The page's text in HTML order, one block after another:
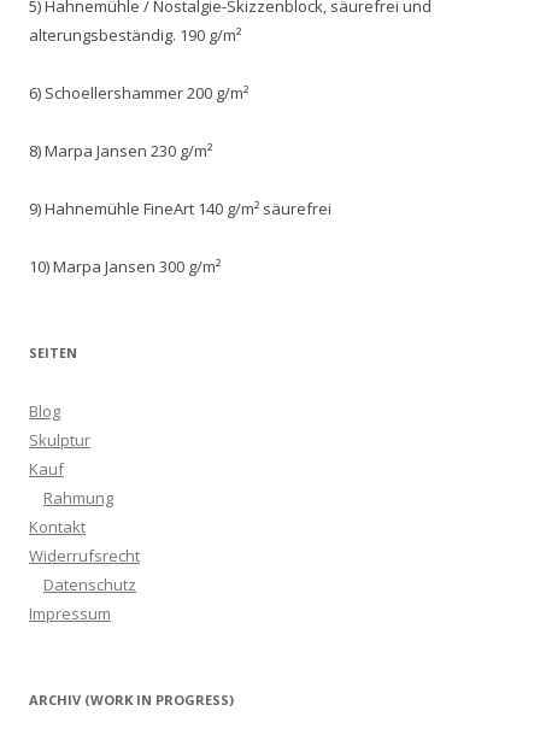
5) Hahnemühle / Nostalgie-Skizzenblock, säurefrei und
alterungsbeständig. 190 g/m²
6) Schoellershammer 200 g/m²
8) Marpa Jansen 230 g/m²
9) Hahnemühle FineArt 140 g/m² säurefrei
10) Marpa Jansen 300 g/m²
SEITEN
Blog
Skulptur
Kauf
Rahmung
Kontakt
Widerrufsrecht
Datenschutz
Impressum
ARCHIV (WORK IN PROGRESS)